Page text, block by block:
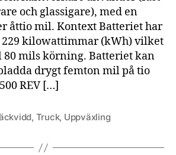
och glassigare), med en
åttio mil. Kontext Batteriet har
229 kilowattimmar (kWh) vilket
mils körning. Batteriet kan
drygt femton mil på tio
REV […]
, Truck, Uppväxling